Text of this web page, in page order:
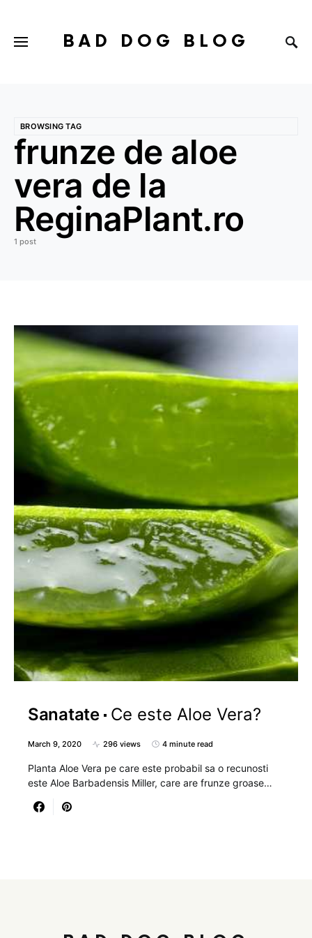
BAD DOG BLOG
BROWSING TAG
frunze de aloe
vera de la
ReginaPlant.ro
1 post
Sanatate Ce este Aloe Vera?
March 9, 2020 296 views 4 minute read
Planta Aloe Vera pe care este probabil sa o recunosti
este Aloe Barbadensis Miller, care are frunze groase…